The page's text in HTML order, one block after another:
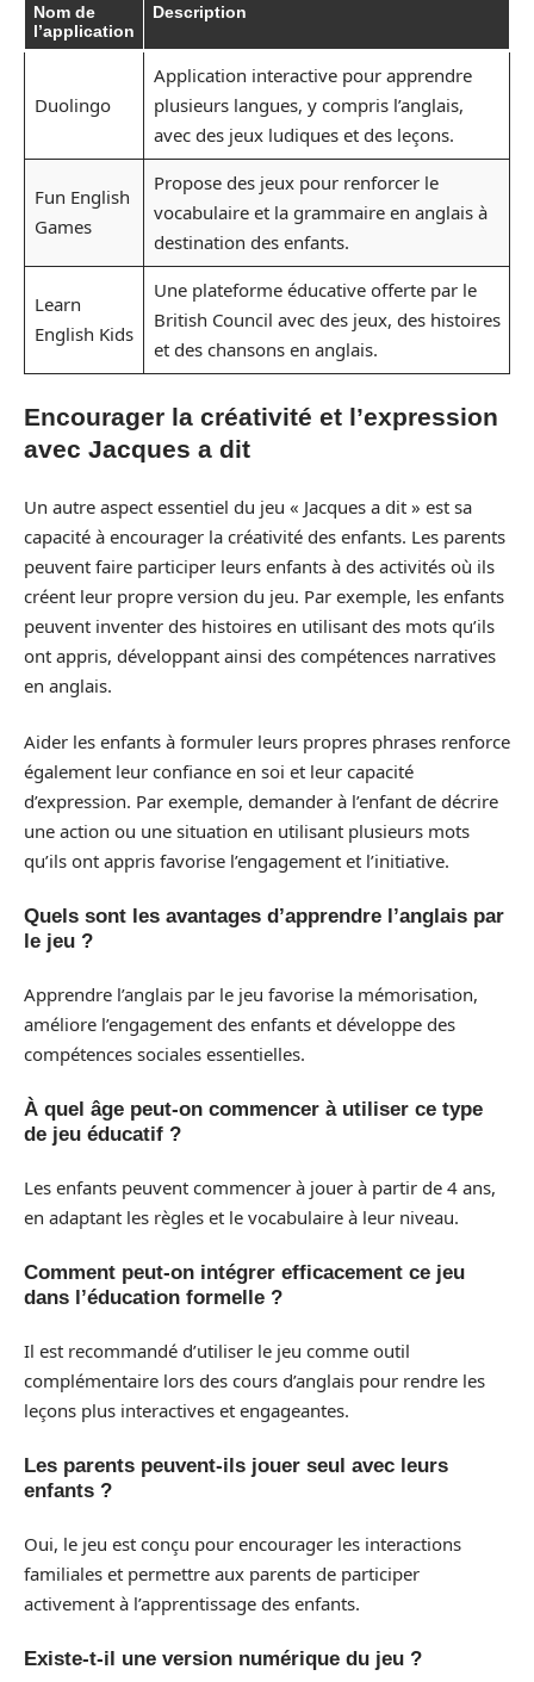
Nom de
l’application
Description
Duolingo
Application interactive pour apprendre
plusieurs langues, y compris l’anglais,
avec des jeux ludiques et des leçons.
Fun English
Games
Propose des jeux pour renforcer le
vocabulaire et la grammaire en anglais à
destination des enfants.
Learn
English Kids
Une plateforme éducative offerte par le
British Council avec des jeux, des histoires
et des chansons en anglais.
Encourager la créativité et l’expression
avec Jacques a dit
Un autre aspect essentiel du jeu « Jacques a dit » est sa
capacité à encourager la créativité des enfants. Les parents
peuvent faire participer leurs enfants à des activités où ils
créent leur propre version du jeu. Par exemple, les enfants
peuvent inventer des histoires en utilisant des mots qu’ils
ont appris, développant ainsi des compétences narratives
en anglais.
Aider les enfants à formuler leurs propres phrases renforce
également leur confiance en soi et leur capacité
d’expression. Par exemple, demander à l’enfant de décrire
une action ou une situation en utilisant plusieurs mots
qu’ils ont appris favorise l’engagement et l’initiative.
Quels sont les avantages d’apprendre l’anglais par
le jeu ?
Apprendre l’anglais par le jeu favorise la mémorisation,
améliore l’engagement des enfants et développe des
compétences sociales essentielles.
À quel âge peut-on commencer à utiliser ce type
de jeu éducatif ?
Les enfants peuvent commencer à jouer à partir de 4 ans,
en adaptant les règles et le vocabulaire à leur niveau.
Comment peut-on intégrer efficacement ce jeu
dans l’éducation formelle ?
Il est recommandé d’utiliser le jeu comme outil
complémentaire lors des cours d’anglais pour rendre les
leçons plus interactives et engageantes.
Les parents peuvent-ils jouer seul avec leurs
enfants ?
Oui, le jeu est conçu pour encourager les interactions
familiales et permettre aux parents de participer
activement à l’apprentissage des enfants.
Existe-t-il une version numérique du jeu ?